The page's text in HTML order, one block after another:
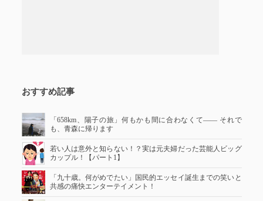
おすすめ記事
「658km、陽子の旅」何もかも間に合わなくて―― それで
も、青森に帰ります
若い人は意外と知らない！？実は元夫婦だった芸能人ビッグ
カップル！【パート1】
「九十歳。何がめでたい」国民的エッセイ誕生までの笑いと
共感の痛快エンターテイメント！